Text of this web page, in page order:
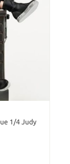
1/4 Judy